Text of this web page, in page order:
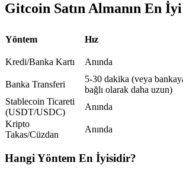
En iyi traderlarla güçlerinizi birleştirin
Gitcoin Satın Almanın En
Yöntem Hız
Kredi/Banka Kartı Anında
Banka Transferi
5-30 dakika (veya
bağlı olarak daha uzun)
Stablecoin Ticareti
(USDT/USDC)
Anında
Kripto
Takas/Cüzdan
Anında
Hangi Yöntem En İyisidir?